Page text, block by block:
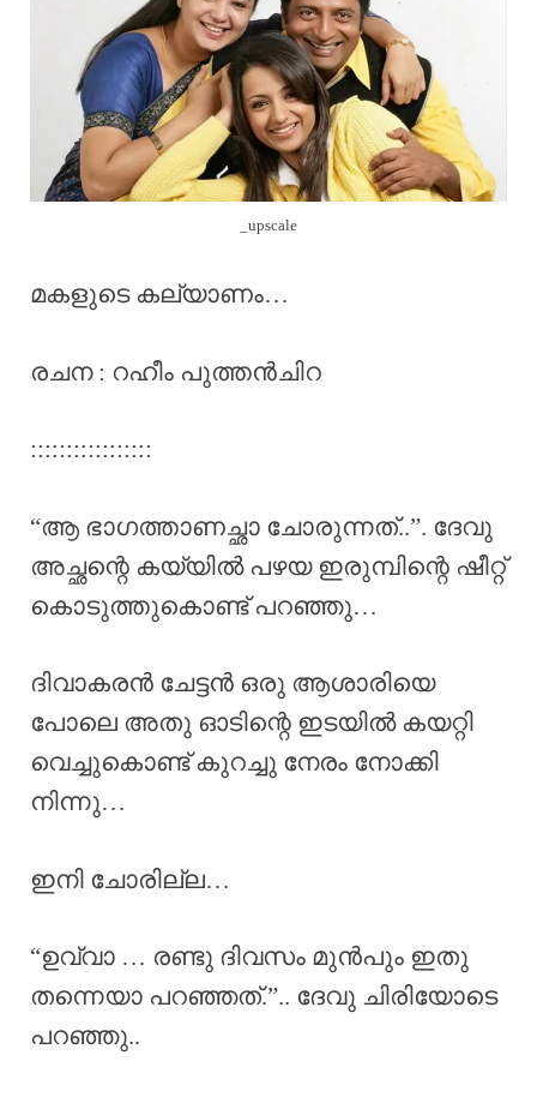
_upscale
മകളുടെ കല്യാണം…
രചന : റഹീം പുത്തൻചിറ
:::::::::::::::::
“ആ ഭാഗത്താണച്ഛാ ചോരുന്നത്..”. ദേവു
അച്ഛന്റെ കയ്യിൽ പഴയ ഇരുമ്പിന്റെ ഷീറ്റ്
കൊടുത്തുകൊണ്ട് പറഞ്ഞു…
ദിവാകരൻ ചേട്ടൻ ഒരു ആശാരിയെ
പോലെ അതു ഓടിന്റെ ഇടയിൽ കയറ്റി
വെച്ചുകൊണ്ട് കുറച്ചു നേരം നോക്കി
നിന്നു…
ഇനി ചോരില്ല…
“ഉവ്വാ … രണ്ടു ദിവസം മുൻപും ഇതു
തന്നെയാ പറഞ്ഞത്.”.. ദേവു ചിരിയോടെ
പറഞ്ഞു..